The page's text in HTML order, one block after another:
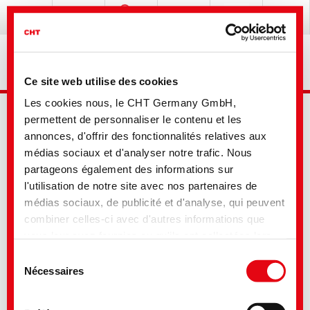
Ce site web utilise des cookies
Les cookies nous, le CHT Germany GmbH,
permettent de personnaliser le contenu et les
annonces, d'offrir des fonctionnalités relatives aux
médias sociaux et d'analyser notre trafic. Nous
partageons également des informations sur
l'utilisation de notre site avec nos partenaires de
médias sociaux, de publicité et d'analyse, qui peuvent
combiner celles-ci avec d'autres informations que
à nos cookies si vous continuez à utiliser notre site
possible que des données soient transmises aux
Nécessaires
Recherche avancée
Votre sélection